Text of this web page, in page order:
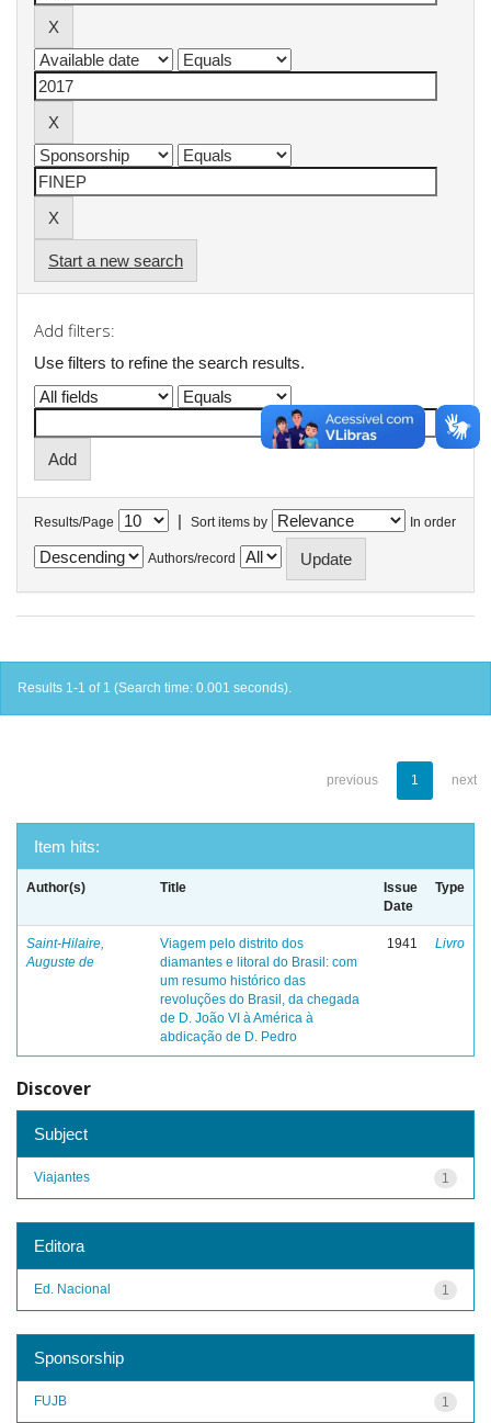
Start a new search
Add filters:
Use filters to refine the search results.
Results/Page | Sort items by In order
Authors/record
Results 1-1 of 1 (Search time: 0.001 seconds).
previous 1 next
Item hits:
Author(s) Title
Issue
Date
Type
Saint-Hilaire,
Auguste de
Viagem pelo distrito dos
diamantes e litoral do Brasil: com
um resumo histórico das
revoluções do Brasil, da chegada
de D. João VI à América à
abdicação de D. Pedro
1941 Livro
Discover
Subject
1
Viajantes
Editora
1
Ed. Nacional
Sponsorship
1
FUJB